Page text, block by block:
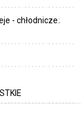
- chłodnicze